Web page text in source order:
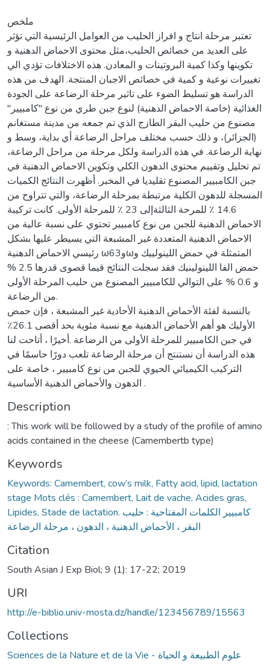
ملخص
تعتبر مرحلة انتاج و افراز الحليب من العوامل الرئيسية التي تؤثر
على العديد من خصائص الحليب،مثل محتوى الاحماض الدهنية و
تكوينها وكذا كمية البروتينات و المعادن. هذه الاختلافات تؤدي الي
تغييرات نوعية و كمية في خصائص الاجبان المنتجة. الهدف من هذه
الدراسة هو تسليط الضوء على تاثير مرحلة الرضاعة على الجودة
الغذائية (خاصة الاحماض الدهنية) لنوع جبن طري من نوع "كامبيير"
مصنوع من حليب البقر الطازج الذي تم جمعه من مدينة مستغانم
(الجزائر)، و ذلك حسب مختلف مراحل الرضاعة أي بداية، وسط و
نهاية الرضاعة. في هذه الدراسة ولكل مرحلة من مراحل الرضاعة،
تم تحليل وتقييم محتوى الدهون الكلي وتكوين الاحماض الدهنية في
جبن الكامبيير المصنوع تقليديا في المخبر. أظهرت النتائج الكميات
المسجلة للدهون الكلية مرتبطة بمرحلة الرضاعة، والتي تتراوح من
14.6 ٪ للمرحة الثالثةإلى 23 ٪ للمرحلة الأولى. كانت تركيبة
الاحماض الدهنية للجبن من نوع كامبيير تحتوي على نسبة عالية من
الاحماض الدهنية المتعددة غير المشبعة التي يسيطر عليها بشكل
رئيسي الاحماض الدهنية ω6و3ωالمتمثلة في حمض اللينولييك و
حمض الفا اللينولينيك فقد سجلت النتائج قيما قصوى قدرها 2.5 %
و 0.6 % على التوالي للكامبيير المصنوع من حليب المرحلة الأولى
من الرضاعة.
بالنسبة لفئة الأحماض الدهنية الأحادية غير المشبعة ، فإن حمض
الأوليك هو أهم الأحماض الدهنية مع نسبة مئوية بحد أقصى 26.1٪
في جبن الكامبيير للمرحلة الأولى من الرضاعة .أخيرًا ، أتاحت لنا
هذه الدراسة أن نستنتج أن مرحلة الرضاعة تلعب دورًا حاسمًا في
التركيب الكيميائي الحيوي للجبن من نوع كامبيير ، خاصة على
الدهون والأحماض الدهنية الأساسية .
Description
: This work will be followed by a study of the profile of amino
acids contained in the cheese (Camembertb type)
Keywords
Keywords: Camembert, cow’s milk, Fatty acid, lipid, lactation
stage Mots clés : Camembert, Lait de vache, Acides gras,
Lipides, Stade de lactation. كامبيير الكلمات المفتاحية : حليب
البقر ، الأحماض الدهنية ، الدهون ، مرحلة الرضاعة
Citation
South Asian J Exp Biol; 9 (1): 17-22; 2019
URI
http://e-biblio.univ-mosta.dz/handle/123456789/15563
Collections
Sciences de la Nature et de la Vie - علوم الطبيعة و الحياة